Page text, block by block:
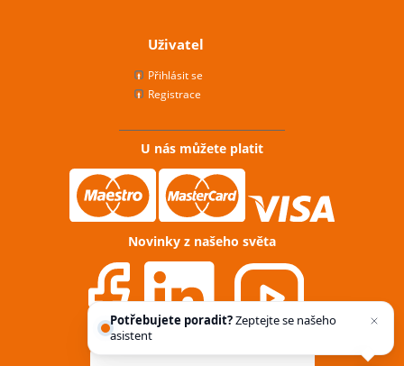
Uživatel
Přihlásit se
Registrace
U nás můžete platit
Novinky z našeho světa
Potřebujete poradit?Zeptejte se našeho
asistenta